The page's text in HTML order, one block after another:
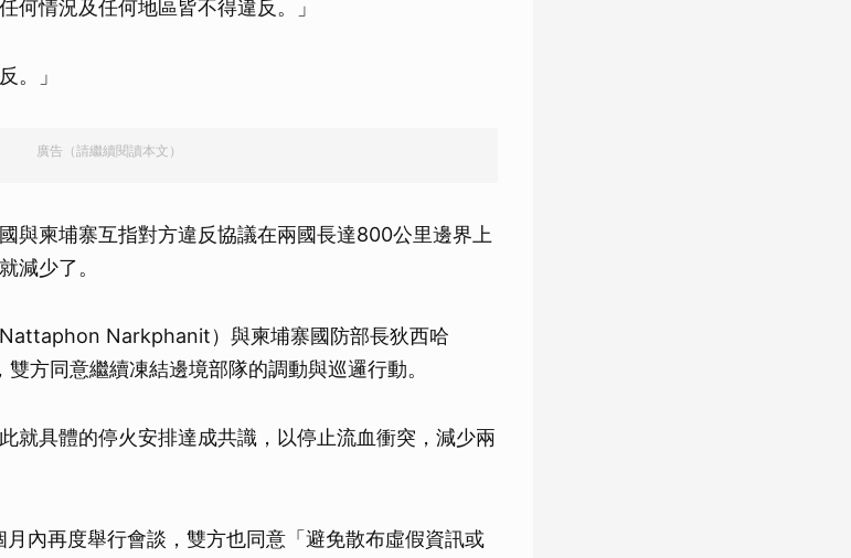
何情況及任何地區皆不得違反。」
。」
廣告（請繼續閱讀本文）
與柬埔寨互指對方違反協議在兩國長達800公里邊界上
減少了。
Narkphanit）與柬埔寨國防部長狄西哈
雙方同意繼續凍結邊境部隊的調動與巡邏行動。
就具體的停火安排達成共識，以停止流血衝突，減少兩
內再度舉行會談，雙方也同意「避免散布虛假資訊或